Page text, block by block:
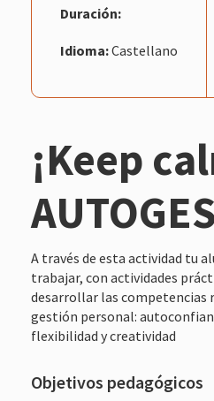
Duración:
Idioma:Castellano
¡Keep
A través de esta actividad tu
trabajar, con actividades
desarrollar las competencias
gestión personal:
flexibilidad y creatividad
Objetivos pedagógicos